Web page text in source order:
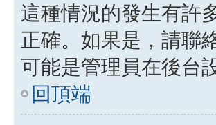
這種情況的發生有許
正確。如果是，請聯
可能是管理員在後台
回頂端